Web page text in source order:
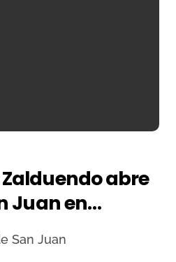
Zalduendo abre
Juan en
San Juan